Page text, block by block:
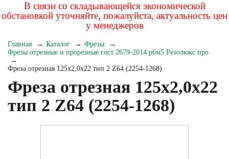
В связи со складывающейся экономической
обстановкой уточняйте, пожалуйста, актуальность цен
у менеджеров
Главная Каталог
Фрезы
Фрезы отрезные и прорезные гост 2679-2014 р6м5 Резолюкс про
Фреза отрезная 125х2,0х22 тип 2 Z64 (2254-1268)
Фреза отрезная 125х2,0х22
тип 2 Z64 (2254-1268)